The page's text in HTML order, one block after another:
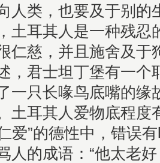
人类，也要及于别的
土耳其人是一种残忍
仁慈，并且施舍及于
，君士坦丁堡有一个
一只长喙鸟底嘴的缘
土耳其人爱物底程度
爱”的德性中，错误
人的成语：“他太老